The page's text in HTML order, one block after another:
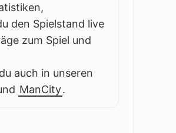
den Spielstand live
zum Spiel und
auch in unseren
ManCity.